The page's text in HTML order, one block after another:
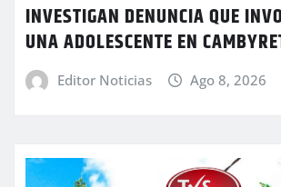
INVESTIGAN DENUNCIA QUE
UNA ADOLESCENTE EN
Editor Noticias Ago 8, 2026